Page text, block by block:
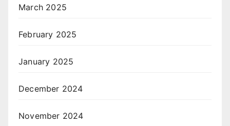
March 2025
February 2025
January 2025
December 2024
November 2024